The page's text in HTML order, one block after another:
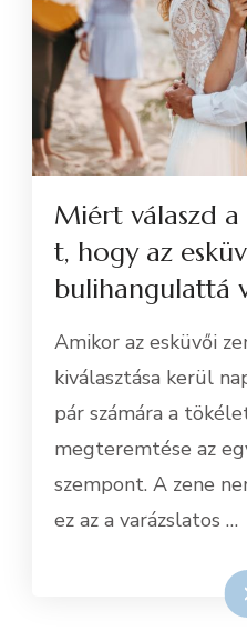
Miért válaszd a
t, hogy az
bulihangulattá
Amikor az esküvői
kiválasztása kerül
pár számára a
megteremtése az
szempont. A zene
ez az a varázslatos …
Tovább